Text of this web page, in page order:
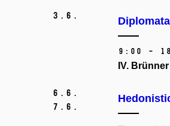
3. 6.
9:00 –
IV.
6. 6.
7. 6.